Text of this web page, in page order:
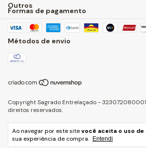
Ao navegar por este sitevocê aceita o uso de
sua experiência de compra.
Entendi
Outros
Formas de pagamento
Métodos de envio
Copyright Sagrado Entrelaçado -
direitos reservados.